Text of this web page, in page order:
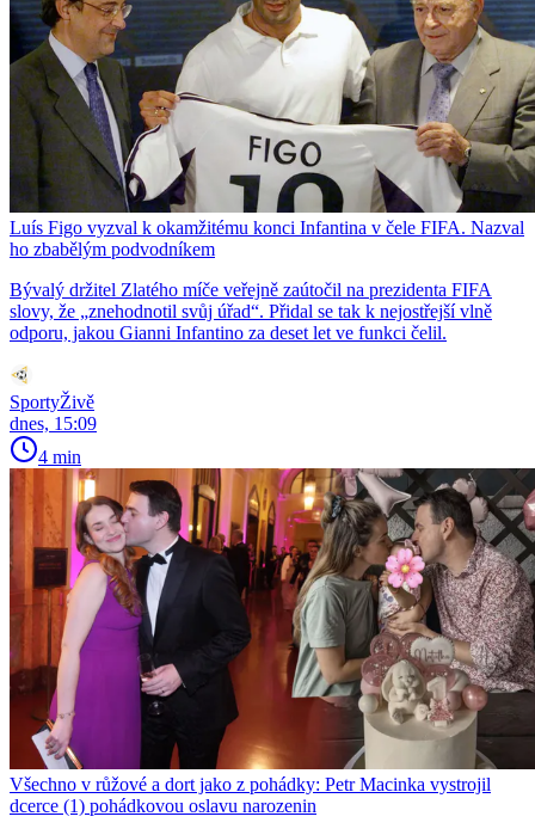
Luís Figo vyzval k okamžitému konci Infantina v čele FIFA. Nazval
ho zbabělým podvodníkem
Bývalý držitel Zlatého míče veřejně zaútočil na prezidenta FIFA
slovy, že „znehodnotil svůj úřad“. Přidal se tak k nejostřejší vlně
odporu, jakou Gianni Infantino za deset let ve funkci čelil.
SportyŽivě
dnes, 15:09
4 min
Všechno v růžové a dort jako z pohádky: Petr Macinka vystrojil
dcerce (1) pohádkovou oslavu narozenin